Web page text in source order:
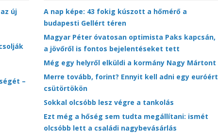
új
–
A nap képe: 43 fokig kúszott a hőmérő a
budapesti Gellért téren
Magyar Péter óvatosan optimista Paks kapcsán,
a jövőről is fontos bejelentéseket tett
Még egy helyről elküldi a kormány Nagy Mártont
Merre tovább, forint? Ennyit kell adni egy euróért
csütörtökön
Sokkal olcsóbb lesz végre a tankolás
Ezt még a hőség sem tudta megállítani: ismét
olcsóbb lett a családi nagybevásárlás